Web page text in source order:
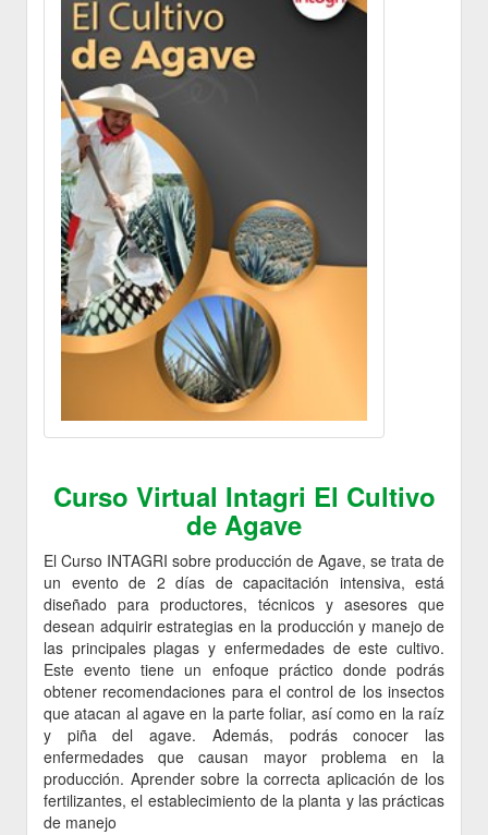
Curso Virtual Intagri El Cultivo
de Agave
El Curso INTAGRI sobre producción de Agave, se trata de
un evento de 2 días de capacitación intensiva, está
diseñado para productores, técnicos y asesores que
desean adquirir estrategias en la producción y manejo de
las principales plagas y enfermedades de este cultivo.
Este evento tiene un enfoque práctico donde podrás
obtener recomendaciones para el control de los insectos
que atacan al agave en la parte foliar, así como en la raíz
y piña del agave. Además, podrás conocer las
enfermedades que causan mayor problema en la
producción. Aprender sobre la correcta aplicación de los
fertilizantes, el establecimiento de la planta y las prácticas
de manejo